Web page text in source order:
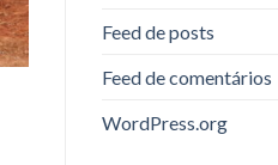
Feed de posts
Feed de comentários
WordPress.org